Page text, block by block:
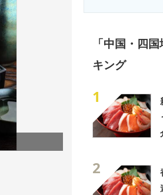
「中国・四
キング
1
2